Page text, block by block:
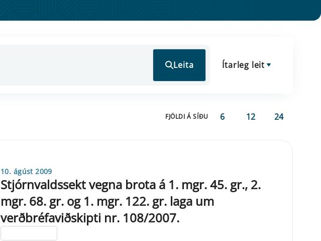
Leita Ítarleg leit
FJÖLDI Á SÍÐU 6 12 24
10. ágúst 2009
Stjórnvaldssekt vegna brota á 1. mgr. 45. gr., 2.
mgr. 68. gr. og 1. mgr. 122. gr. laga um
verðbréfaviðskipti nr. 108/2007.